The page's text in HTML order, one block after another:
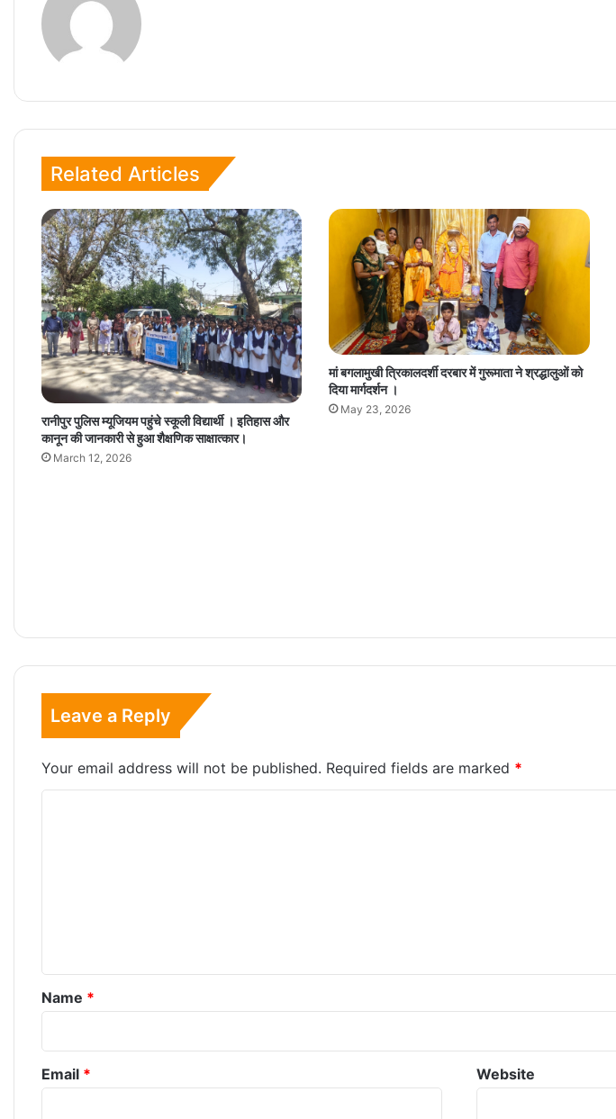
Related Articles
रानीपुर पुलिस म्यूजियम पहुंचे स्कूली विद्यार्थी । इतिहास और
कानून की जानकारी से हुआ शैक्षणिक साक्षात्कार।
March 12, 2026
मां बगलामुखी त्रिकालदर्शी दरबार में गुरूमाता ने श्रद्धालुओं को
दिया मार्गदर्शन ।
May 23, 2026
Leave a Reply
Your email address will not be published. Required fields are marked *
*
Name *
Email * Website